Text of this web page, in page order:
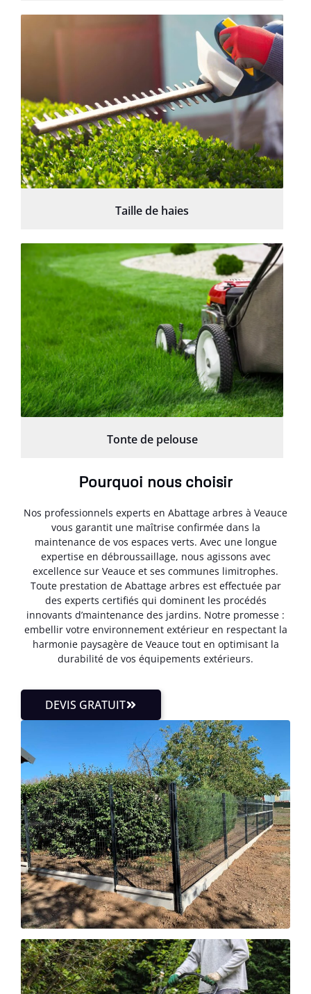
Taille de haies
Tonte de pelouse
Pourquoi nous choisir
Nos professionnels experts en Abattage arbres à Veauce
vous garantit une maîtrise confirmée dans la
maintenance de vos espaces verts. Avec une longue
expertise en débroussaillage, nous agissons avec
excellence sur Veauce et ses communes limitrophes.
Toute prestation de Abattage arbres est effectuée par
des experts certifiés qui dominent les procédés
innovants d’maintenance des jardins. Notre promesse :
embellir votre environnement extérieur en respectant la
harmonie paysagère de Veauce tout en optimisant la
durabilité de vos équipements extérieurs.
DEVIS GRATUIT